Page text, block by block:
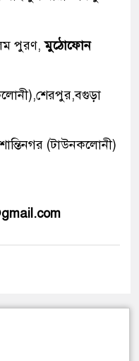
পুরণ,মুঠোফোন
(টাউনকলোনী)